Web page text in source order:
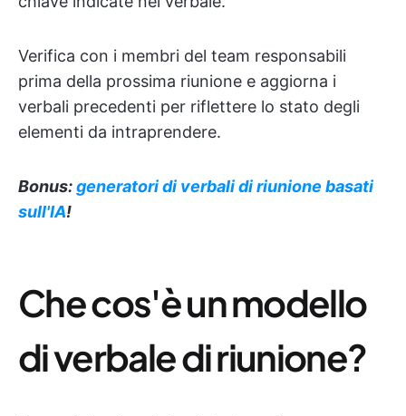
Verifica con i membri del team responsabili
prima della prossima riunione e aggiorna i
verbali precedenti per riflettere lo stato degli
elementi da intraprendere.
Bonus:generatori di verbali di riunione basati
sull'IA!
Che cos'è un modello
di verbale di riunione?